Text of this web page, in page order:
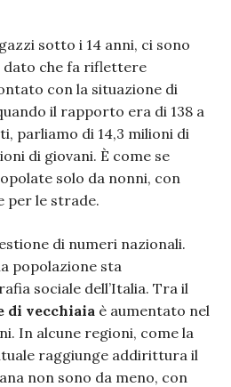
sotto i 14 anni, ci sono
dato che fa riflettere
con la situazione di
il rapporto era di 138 a
parliamo di 14,3 milioni di
di giovani. È come se
solo da nonni, con
per le strade.
di numeri nazionali.
popolazione sta
sociale dell’Italia. Tra il
di vecchiaia è aumentato nel
In alcune regioni, come la
raggiunge addirittura il
non sono da meno, con